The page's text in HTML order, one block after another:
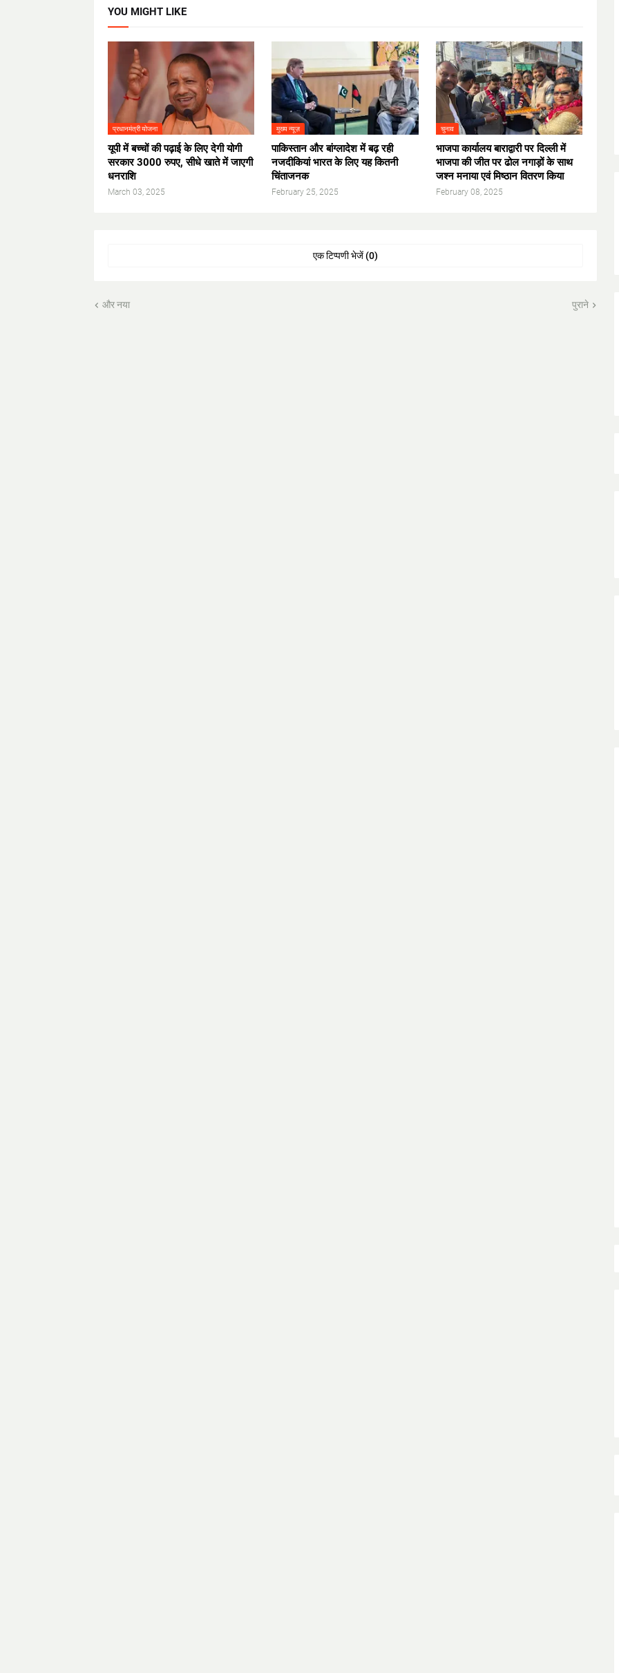
YOU MIGHT LIKE
प्रधानमंत्री योजना
यूपी में बच्चों की पढ़ाई के लिए देगी योगी
सरकार 3000 रुपए, सीधे खाते में जाएगी
धनराशि
March 03, 2025
मुख्य न्यूज़
पाकिस्तान और बांग्लादेश में बढ़ रही
नजदीकियां भारत के लिए यह कितनी
चिंताजनक
February 25, 2025
चुनाव
भाजपा कार्यालय बाराद्वारी पर दिल्ली में
भाजपा की जीत पर ढोल नगाड़ों के साथ
जश्न मनाया एवं मिष्ठान वितरण किया
February 08, 2025
एक टिप्पणी भेजें (0)
और नया पुराने